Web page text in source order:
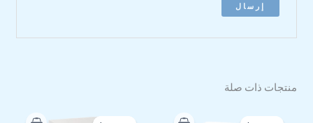
منتجات ذات صلة
الأصلي
الأصلي الحالي